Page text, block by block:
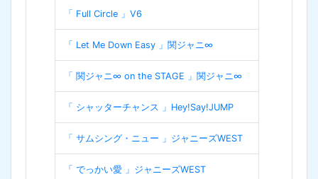
「 Full Circle 」V6
「 Let Me Down Easy 」関ジャニ∞
「 関ジャニ∞ on the STAGE 」関ジャニ∞
「 シャッターチャンス 」Hey!Say!JUMP
「 サムシング・ニュー 」ジャニーズWEST
「 でっかい愛 」ジャニーズWEST